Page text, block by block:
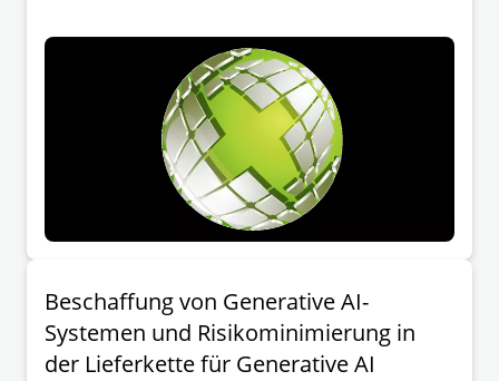
Beschaffung von Generative AI-
Systemen und Risikominimierung in
der Lieferkette für Generative AI